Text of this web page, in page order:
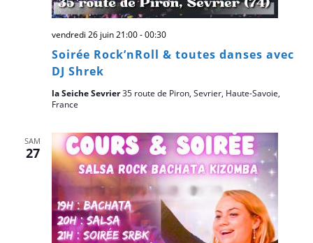
Soirée Rock’nRoll & toutes danses avec
DJ Shrek
vendredi 26 juin 21:00-00:30
la Seiche Sevrier35 route de Piron, Sevrier, Haute-Savoie,
France
SAM
27